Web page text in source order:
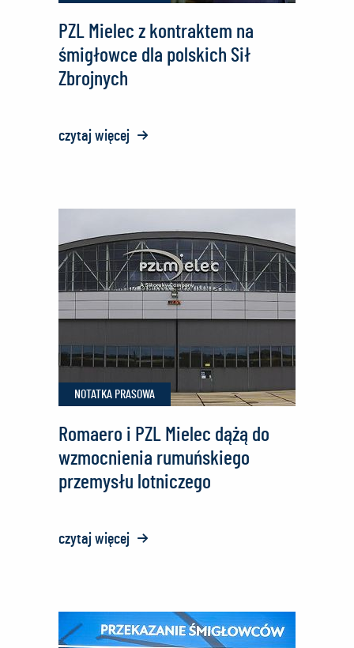
PZL Mielec z kontraktem na
śmigłowce dla polskich Sił
Zbrojnych
czytaj więcej o:
z
kontraktem
na
śmigłowce
dla
polskich
Sił
Zbrojnych
NOTATKA PRASOWA
Romaero i PZL Mielec dążą do
wzmocnienia rumuńskiego
przemysłu lotniczego
czytaj więcej o:
PZL
Mielec